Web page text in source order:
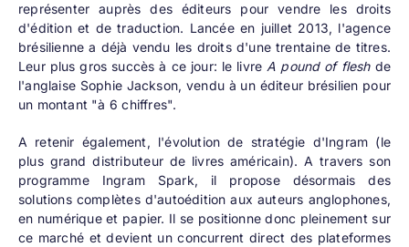
représenter auprès des éditeurs pour vendre les droits
d'édition et de traduction. Lancée en juillet 2013, l'agence
brésilienne a déjà vendu les droits d'une trentaine de titres.
Leur plus gros succès à ce jour: le livre A pound of fleshde
l'anglaise Sophie Jackson, vendu à un éditeur brésilien pour
un montant "à 6 chiffres".
A retenir également, l'évolution de stratégie d'Ingram (le
plus grand distributeur de livres américain). A travers son
programme Ingram Spark, il propose désormais des
solutions complètes d'autoédition aux auteurs anglophones,
en numérique et papier. Il se positionne donc pleinement sur
ce marché et devient un concurrent direct des plateformes